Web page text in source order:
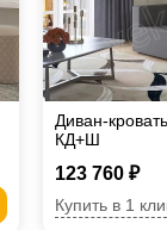
Диван-
КД+Ш
123 760 ₽
Купить в 1